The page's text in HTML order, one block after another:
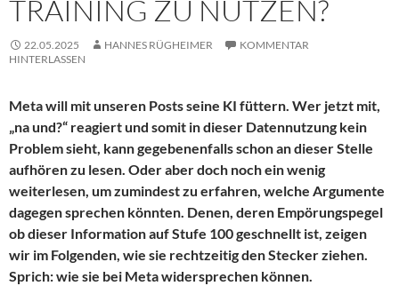
TRAINING ZU NUTZEN?
22.05.2025 HANNES RÜGHEIMER
KOMMENTAR
HINTERLASSEN
Meta will mit unseren Posts seine KI füttern. Wer jetzt mit,
„na und?“ reagiert und somit in dieser Datennutzung kein
Problem sieht, kann gegebenenfalls schon an dieser Stelle
aufhören zu lesen. Oder aber doch noch ein wenig
weiterlesen, um zumindest zu erfahren, welche Argumente
dagegen sprechen könnten. Denen, deren Empörungspegel
ob dieser Information auf Stufe 100 geschnellt ist, zeigen
wir im Folgenden, wie sie rechtzeitig den Stecker ziehen.
Sprich: wie sie bei Meta widersprechen können.